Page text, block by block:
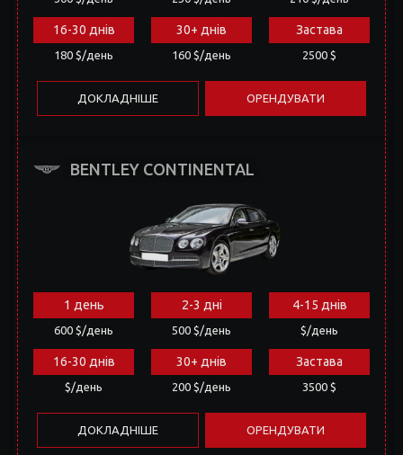
ДОКЛАДНІШЕ ОРЕНДУВАТИ
BENTLEY CONTINENTAL
2-3 дні
500 $/день
16-30 днів
$/день
30+ днів
200 $/день
Застава
3500 $
ДОКЛАДНІШЕ ОРЕНДУВАТИ
TESLA MODEL 3